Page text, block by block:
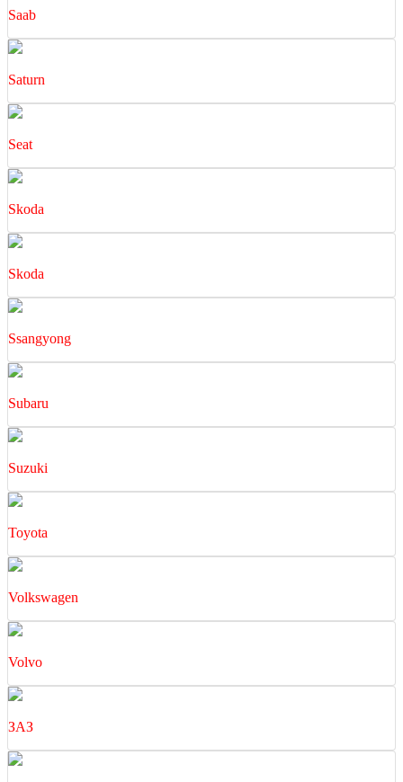
Saab
Saturn
Seat
Skoda
Skoda
Ssangyong
Subaru
Suzuki
Toyota
Volkswagen
Volvo
ЗАЗ